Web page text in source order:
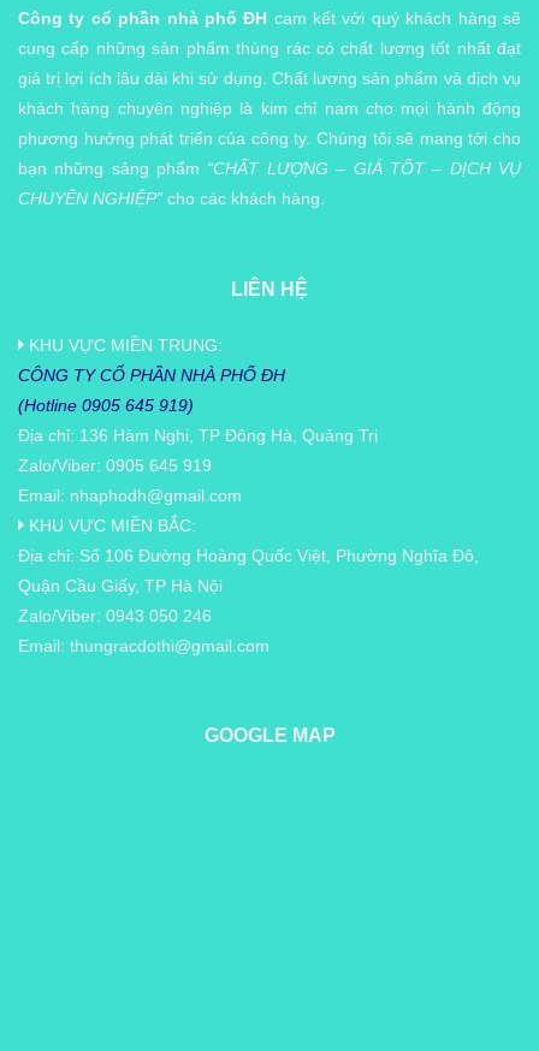
Công ty cổ phần nhà phố ĐH cam kết với quý khách hàng sẽ
cung cấp những sản phẩm thùng rác có chất lượng tốt nhất đạt
giá trị lợi ích lâu dài khi sử dụng. Chất lượng sản phẩm và dịch vụ
khách hàng chuyên nghiệp là kim chỉ nam cho mọi hành động
phương hướng phát triển của công ty. Chúng tôi sẽ mang tới cho
bạn những sảng phẩm “CHẤT LƯỢNG – GIÁ TỐT – DỊCH VỤ
CHUYÊN NGHIỆP” cho các khách hàng.
LIÊN HỆ
KHU VỰC MIỀN TRUNG:
CÔNG TY CỔ PHẦN NHÀ PHỐ ĐH
(Hotline 0905 645 919)
Địa chỉ: 136 Hàm Nghi, TP Đông Hà, Quảng Trị
Zalo/Viber: 0905 645 919
Email: nhaphodh@gmail.com
KHU VỰC MIỀN BẮC:
Địa chỉ: Số 106 Đường Hoàng Quốc Việt, Phường Nghĩa Đô,
Quận Cầu Giấy, TP Hà Nội
Zalo/Viber: 0943 050 246
Email: thungracdothi@gmail.com
GOOGLE MAP